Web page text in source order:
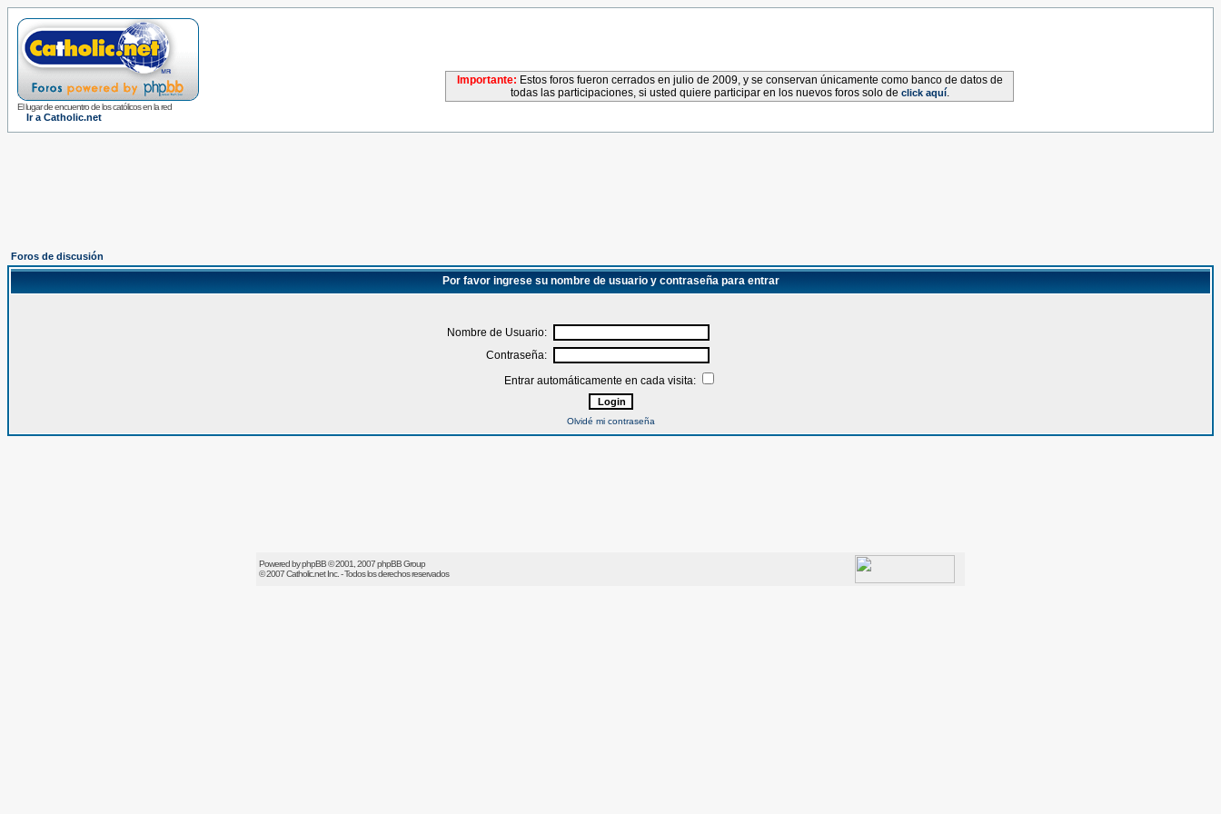
El lugar de encuentro de los católicos en la red
Ir a Catholic.net
Importante: Estos foros fueron cerrados en julio de 2009, y se conservan únicamente como banco de datos de
todas las participaciones, si usted quiere participar en los nuevos foros solo de click aquí.
Foros de discusión
Por favor ingrese su nombre de usuario y contraseña para entrar
Nombre de Usuario:
Contraseña:
Entrar automáticamente en cada visita:
Olvidé mi contraseña
Powered byphpBB© 2001, 2007 phpBB Group
© 2007Catholic.netInc. - Todos los derechos reservados